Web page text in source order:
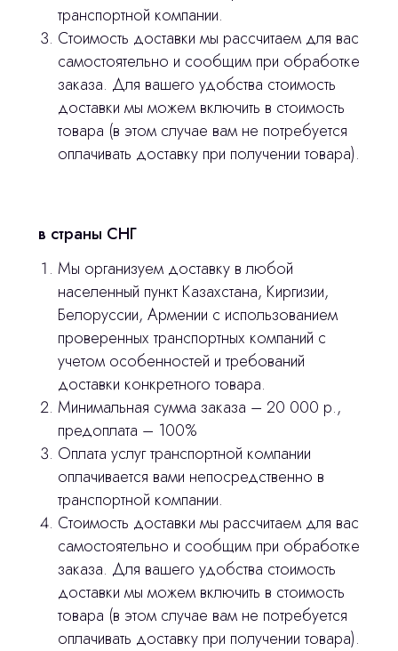
транспортной компании.
Стоимость доставки мы рассчитаем для вас
самостоятельно и сообщим при обработке
заказа. Для вашего удобства стоимость
доставки мы можем включить в стоимость
товара (в этом случае вам не потребуется
оплачивать доставку при получении товара).
в страны СНГ
Мы организуем доставку в любой
населенный пункт Казахстана, Киргизии,
Белоруссии, Армении с использованием
проверенных транспортных компаний с
учетом особенностей и требований
доставки конкретного товара.
Минимальная сумма заказа – 20 000 р.,
предоплата – 100%
Оплата услуг транспортной компании
оплачивается вами непосредственно в
транспортной компании.
Стоимость доставки мы рассчитаем для вас
самостоятельно и сообщим при обработке
заказа. Для вашего удобства стоимость
доставки мы можем включить в стоимость
товара (в этом случае вам не потребуется
оплачивать доставку при получении товара).